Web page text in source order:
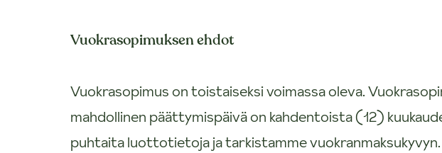
Vuokrasopimuksen ehdot
Vuokrasopimus on toistaiseksi voimassa oleva.
mahdollinen päättymispäivä on kahdentoista (12)
puhtaita luottotietoja ja tarkistamme